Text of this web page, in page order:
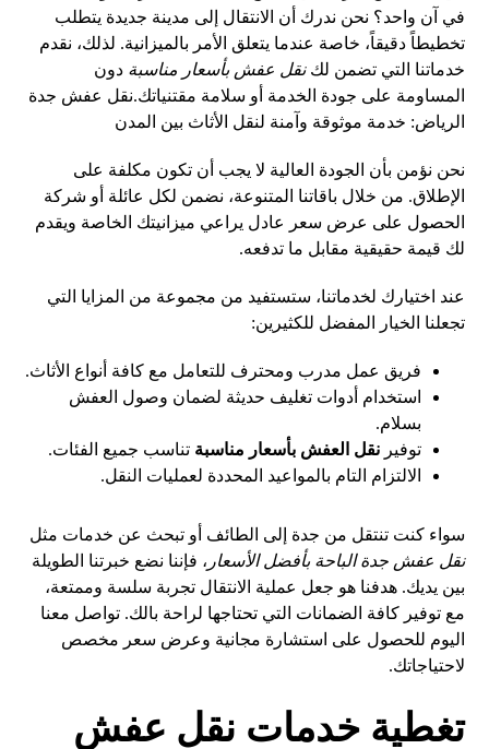
في آن واحد؟ نحن ندرك أن الانتقال إلى مدينة جديدة يتطلب
تخطيطاً دقيقاً، خاصة عندما يتعلق الأمر بالميزانية. لذلك، نقدم
خدماتنا التي تضمن لكنقل عفش بأسعار مناسبة دون
المساومة على جودة الخدمة أو سلامة مقتنياتك.نقل عفش جدة
الرياض: خدمة موثوقة وآمنة لنقل الأثاث بين المدن
نحن نؤمن بأن الجودة العالية لا يجب أن تكون مكلفة على
الإطلاق. من خلال باقاتنا المتنوعة، نضمن لكل عائلة أو شركة
الحصول على عرض سعر عادل يراعي ميزانيتك الخاصة ويقدم
لك قيمة حقيقية مقابل ما تدفعه.
عند اختيارك لخدماتنا، ستستفيد من مجموعة من المزايا التي
تجعلنا الخيار المفضل للكثيرين:
فريق عمل مدرب ومحترف للتعامل مع كافة أنواع الأثاث.
استخدام أدوات تغليف حديثة لضمان وصول العفش
بسلام.
توفيرنقل العفش بأسعار مناسبة تناسب جميع الفئات.
الالتزام التام بالمواعيد المحددة لعمليات النقل.
سواء كنت تنتقل من جدة إلى الطائف أو تبحث عن خدمات مثل
نقل عفش جدة الباحة بأفضل الأسعار ، فإننا نضع خبرتنا الطويلة
بين يديك. هدفنا هو جعل عملية الانتقال تجربة سلسة وممتعة،
مع توفير كافة الضمانات التي تحتاجها لراحة بالك. تواصل معنا
اليوم للحصول على استشارة مجانية وعرض سعر مخصص
لاحتياجاتك.
تغطية خدمات نقل عفش